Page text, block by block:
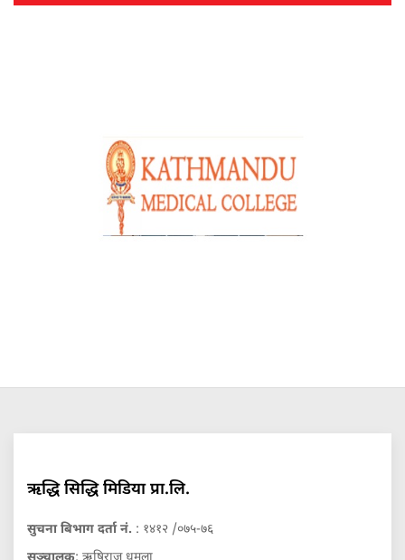
ऋद्धि सिद्धि मिडिया प्रा.लि.
सुचना बिभाग दर्ता नं. : १४१२ /०७५-७६